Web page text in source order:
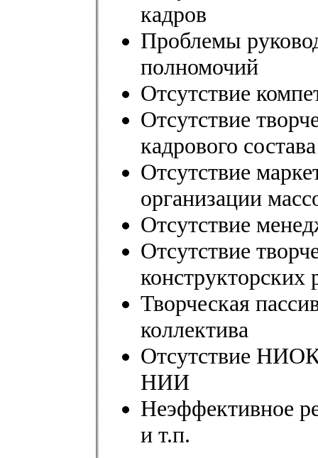
кадров
Проблемы
полномочий
Отсутствие
Отсутствие
кадрового состава
Отсутствие
организации
Отсутствие
Отсутствие
конструкторских
Творческая
коллектива
Отсутствие
НИИ
Неэффективное
и т.п.